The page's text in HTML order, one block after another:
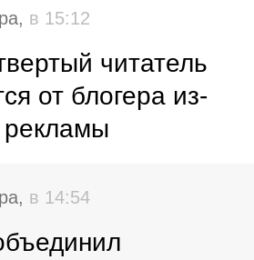
в 15:12
читатель
от блогера из-
рекламы
в 14:54